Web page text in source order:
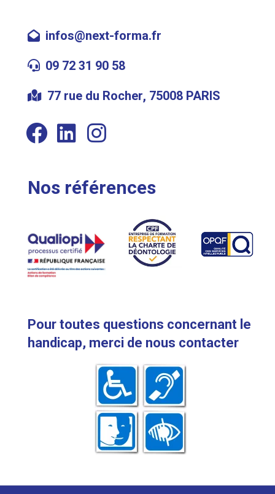
infos@next-forma.fr
09 72 31 90 58
77 rue du Rocher, 75008 PARIS
Nos références
Pour toutes questions concernant le
handicap, merci de nous contacter